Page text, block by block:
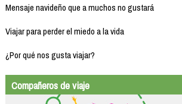
Mensaje navideño que a muchos no gustará
Viajar para perder el miedo a la vida
¿Por qué nos gusta viajar?
Compañeros de viaje